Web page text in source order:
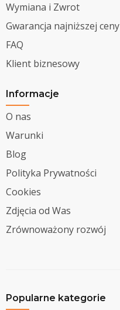
Wymiana i Zwrot
Gwarancja najniższej ceny
FAQ
Klient biznesowy
Informacje
O nas
Warunki
Blog
Polityka Prywatności
Cookies
Zdjęcia od Was
Zrównoważony rozwój
Popularne kategorie